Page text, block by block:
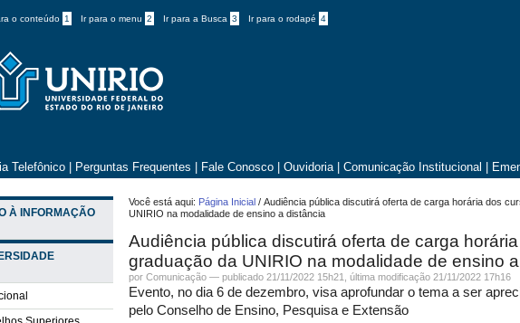
o conteúdo 1 Ir para o menu 2 Ir para a Busca 3 Ir para o rodapé 4
Telefônico Perguntas Frequentes Fale Conosco Ouvidoria Comunicação Institucional
À INFORMAÇÃO
Você está aqui: Página Inicial /Audiência pública discutirá oferta de carga horária dos
UNIRIO na modalidade de ensino a distância
Audiência pública discutirá oferta de carga
graduação da UNIRIO na modalidade de ensino
porComunicação —publicado 21/11/2022 15h21,última modificação 21/11/2022 17h16
Evento, no dia 6 de dezembro, visa aprofundar o tema a ser
pelo Conselho de Ensino, Pesquisa e Extensão